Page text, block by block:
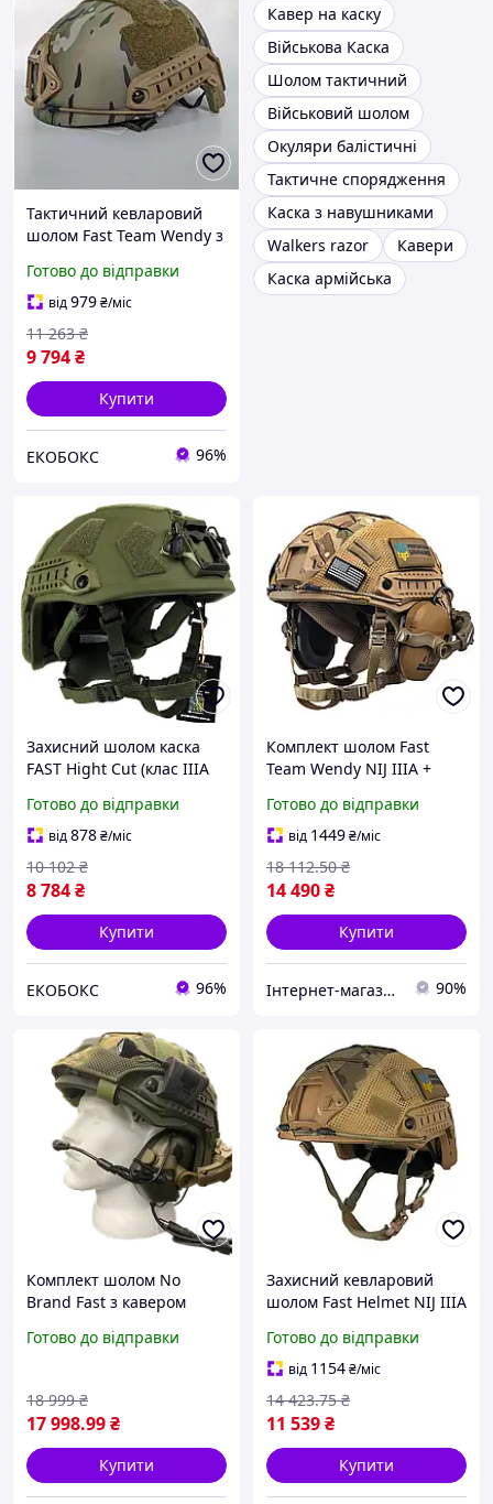
Тактичний кевларовий
шолом Fast Team Wendy з
системою та
подушечками
(Мультикам) EKOBOX
Готово до відправки
від979₴/міс
9 794₴
11 263 ₴
Купити
ЕКОБОКС 96%
Кавер на каску
Військова Каска
Шолом тактичний
Військовий шолом
Окуляри балістичні
Тактичне спорядження
Каска з навушниками
Walkers razor
Кавери
Каска армійська
Захисний шолом каска
FAST Hight Cut (клас IIIA
EKOBOX
Готово до відправки
від878₴/міс
8 784₴
10 102 ₴
Купити
ЕКОБОКС 96%
Комплект шолом Fast
Team Wendy NIJ IIIA +
+ кріплення Чебурашки +
кавер (Мультикам) S
Готово до відправки
від 1449₴/міс
14 490₴
18 112.50 ₴
Купити
Інтернет-магазин Look 100 Clothes 90%
Комплект шолом No
Brand Fast з кавером
М32 кріпленням
Оливковий (1938392837)
D9-2026
Готово до відправки
17 998.99₴
18 999 ₴
Купити
Захисний кевларовий
шолом Fast Helmet NIJ IIIA
(Мультикам) M
Готово до відправки
від 1154₴/міс
11 539₴
14 423.75 ₴
Купити